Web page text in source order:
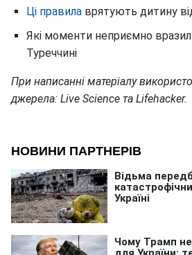
Ці правила врятують дитину
Які моменти неприємно
Туреччині
При написанні матеріалу
джерела: Live Science та Lifehacker.